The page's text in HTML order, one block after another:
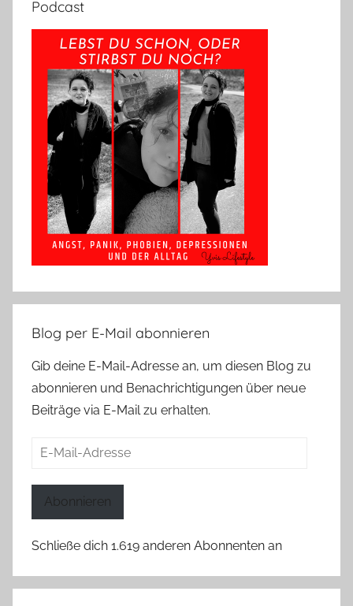
Podcast
Blog per E-Mail abonnieren
Gib deine E-Mail-Adresse an, um diesen Blog zu
abonnieren und Benachrichtigungen über neue
Beiträge via E-Mail zu erhalten.
E-
Abonnieren
Schließe dich 1.619 anderen Abonnenten an